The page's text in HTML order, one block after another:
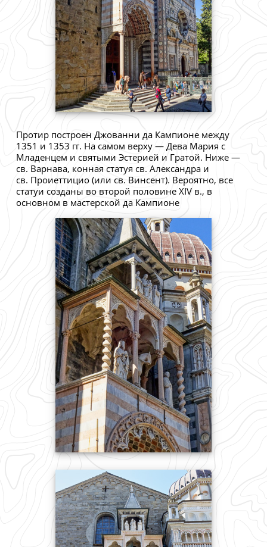
Протир построен Джованни да Кампионе между
1351 и 1353 гг. На самом верху — Дева Мария с
Младенцем и святыми Эстерией и Гратой. Ниже —
св. Варнава, конная статуя св. Александра и
св. Проиеттицио (или св. Винсент). Вероятно, все
статуи созданы во второй половине XIV в., в
основном в мастерской да Кампионе